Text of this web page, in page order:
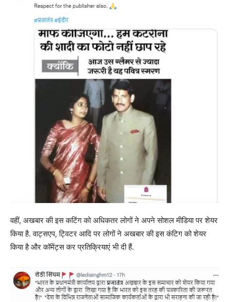
वहीं, अखबार की इस कटिंग को अधिकतर लोगों ने अपने सोशल मीडिया पर शेयर
किया है. वाट्सएप, ट्विटर आदि पर लोगों ने अखबार की इस कंटिग को शेयर
किया है और कॉमेंट्स कर प्रतिक्रियाएं भी दी हैं.